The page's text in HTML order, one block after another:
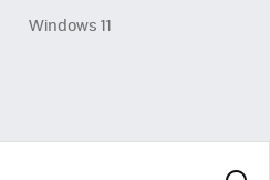
Windows 11